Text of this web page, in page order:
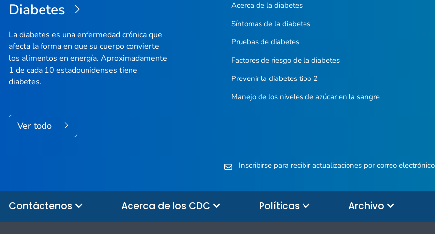
Diabetes
La diabetes es una enfermedad crónica que
afecta la forma en que su cuerpo convierte
los alimentos en energía. Aproximadamente
1 de cada 10 estadounidenses tiene
diabetes.
Ver todo
Acerca de la diabetes
Síntomas de la diabetes
Pruebas de diabetes
Factores de riesgo de la diabetes
Prevenir la diabetes tipo 2
Manejo de los niveles de azúcar en la sangre
Inscribirse para recibir actualizaciones por correo electrónico
Contáctenos Acerca de los CDC Políticas Archivo